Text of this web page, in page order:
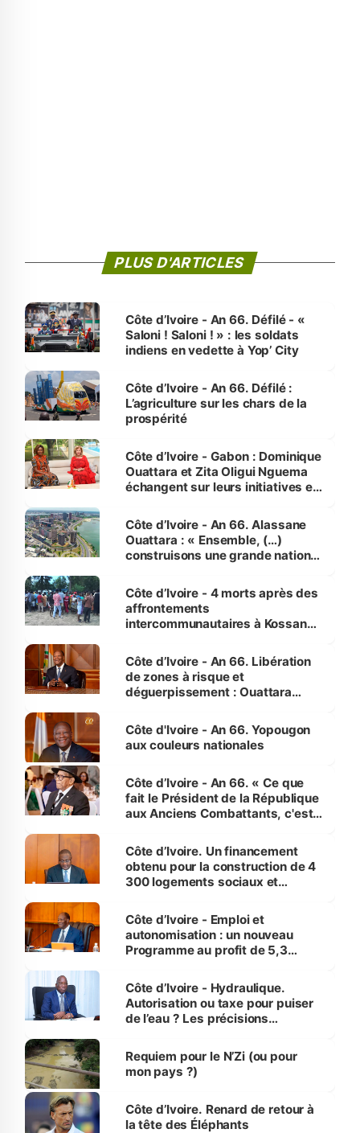
PLUS D'ARTICLES
Côte d’Ivoire - An 66. Défilé - «
Saloni ! Saloni ! » : les soldats
indiens en vedette à Yop’ City
Côte d’Ivoire - An 66. Défilé :
L’agriculture sur les chars de la
prospérité
Côte d’Ivoire - Gabon : Dominique
Ouattara et Zita Oligui Nguema
échangent sur leurs initiatives en
enfants
Côte d’Ivoire - An 66. Alassane
Ouattara : « Ensemble, (…)
construisons une grande nation
générations futures »
Côte d’Ivoire - 4 morts après des
affrontements
intercommunautaires à Kossandji
milieu des sinistrés
Côte d’Ivoire - An 66. Libération
de zones à risque et
déguerpissement : Ouattara
l'Etat de droit pour préserver les
vies humaines »
Côte d'Ivoire - An 66. Yopougon
aux couleurs nationales
Côte d’Ivoire - An 66. « Ce que
fait le Président de la République
aux Anciens Combattants, c'est
Côte d’Ivoire. Un financement
obtenu pour la construction de 4
300 logements sociaux et
et Yamoussoukro
Côte d’Ivoire - Emploi et
autonomisation : un nouveau
Programme au profit de 5,3
Côte d’Ivoire - Hydraulique.
Autorisation ou taxe pour puiser
de l’eau ? Les précisions
Requiem pour le N’Zi (ou pour
mon pays ?)
Côte d’Ivoire. Renard de retour à
la tête des Éléphants